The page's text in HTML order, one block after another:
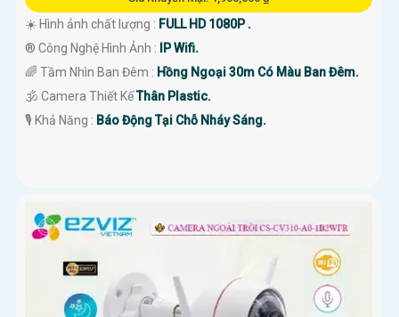
☀️ Hình ảnh chất lượng : FULL HD 1080P .
®️ Công Nghệ Hình Ảnh :
IP Wifi.
🌈 Tầm Nhìn Ban Đêm : Hồng Ngoại 30m Có Màu Ban Đêm.
🕉️ Camera Thiết KếThân Plastic.
️🎙 Khả Năng : Báo Động Tại Chỗ Nháy Sáng.